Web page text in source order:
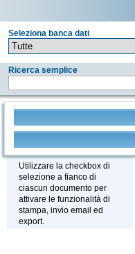
Seleziona banca dati
Ricerca semplice
Stampa - Email - Export
Utilizzare la checkbox di
selezione a fianco di
ciascun documento per
attivare le funzionalità di
stampa, invio email ed
export.